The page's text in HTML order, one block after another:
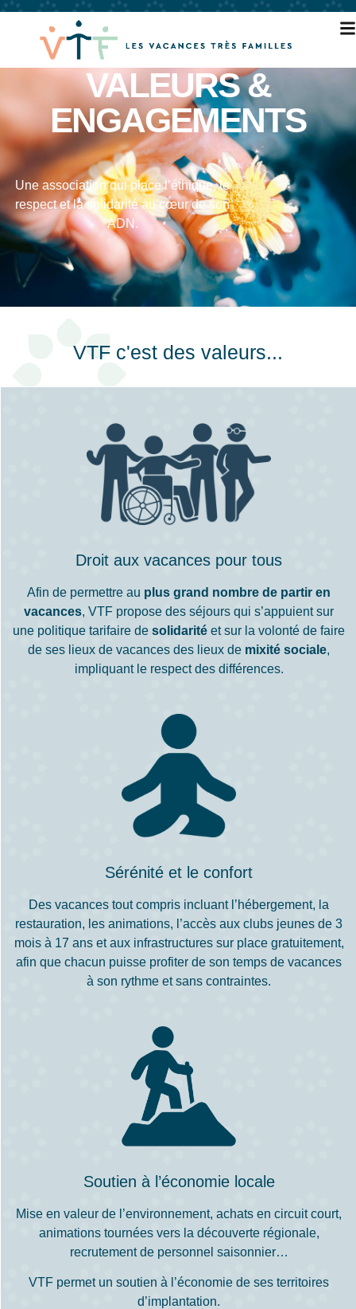
VALEURS &
ENGAGEMENTS
Une association qui place l’éthique, le
respect et la solidarité au cœur de son
ADN.
VTF c'est des valeurs...
Droit aux vacances pour tous
Afin de permettre au plus grand nombre de partir en
vacances, VTF propose des séjours qui s’appuient sur
une politique tarifaire de solidarité et sur la volonté de faire
de ses lieux de vacances des lieux de mixité sociale,
impliquant le respect des différences.
Sérénité et le confort
Des vacances tout compris incluant l’hébergement, la
restauration, les animations, l’accès aux clubs jeunes de 3
mois à 17 ans et aux infrastructures sur place gratuitement,
afin que chacun puisse profiter de son temps de vacances
à son rythme et sans contraintes.
Soutien à l’économie locale
Mise en valeur de l’environnement, achats en circuit court,
animations tournées vers la découverte régionale,
recrutement de personnel saisonnier…
VTF permet un soutien à l’économie de ses territoires
d’implantation.